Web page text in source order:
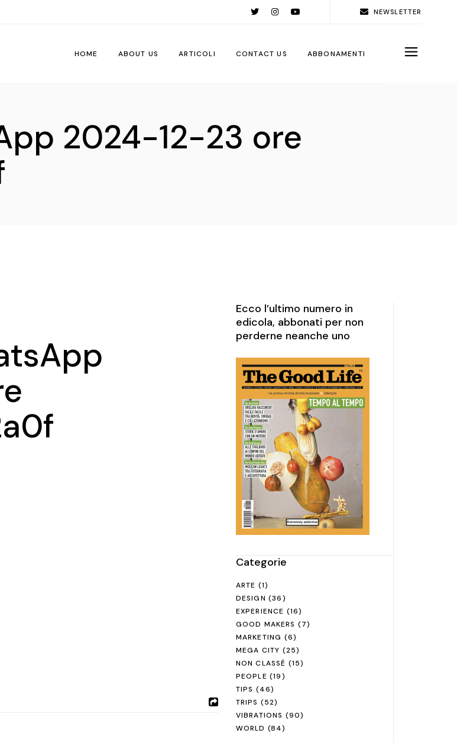
NEWSLETTER
HOME ABOUT US ARTICOLI
People
CONTACT US ABBONAMENTI
2024-12-23 ore
Ecco l’ultimo numero in
edicola, abbonati per non
perderne neanche uno
Categorie
ARTE (1)
DESIGN (36)
EXPERIENCE (16)
GOOD MAKERS (7)
MARKETING (6)
MEGA CITY (25)
NON CLASSÉ (15)
PEOPLE (19)
TIPS (46)
TRIPS (52)
VIBRATIONS (90)
WORLD (84)